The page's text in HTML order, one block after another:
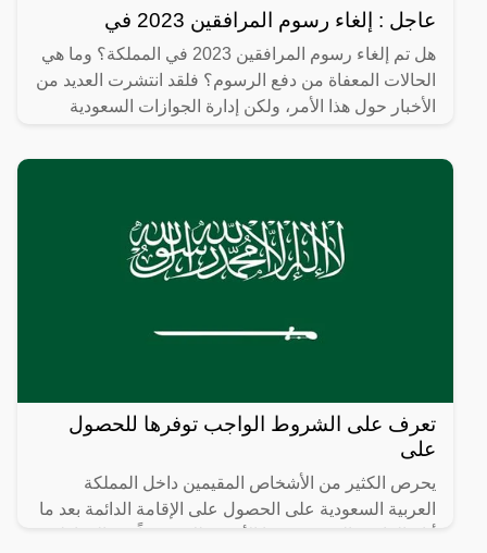
عاجل : إلغاء رسوم المرافقين 2023 في
هل تم إلغاء رسوم المرافقين 2023 في المملكة؟ وما هي
الحالات المعفاة من دفع الرسوم؟ فلقد انتشرت العديد من
الأخبار حول هذا الأمر، ولكن إدارة الجوازات السعودية
تعرف على الشروط الواجب توفرها للحصول
على
يحرص الكثير من الأشخاص المقيمين داخل المملكة
العربية السعودية على الحصول على الإقامة الدائمة بعد ما